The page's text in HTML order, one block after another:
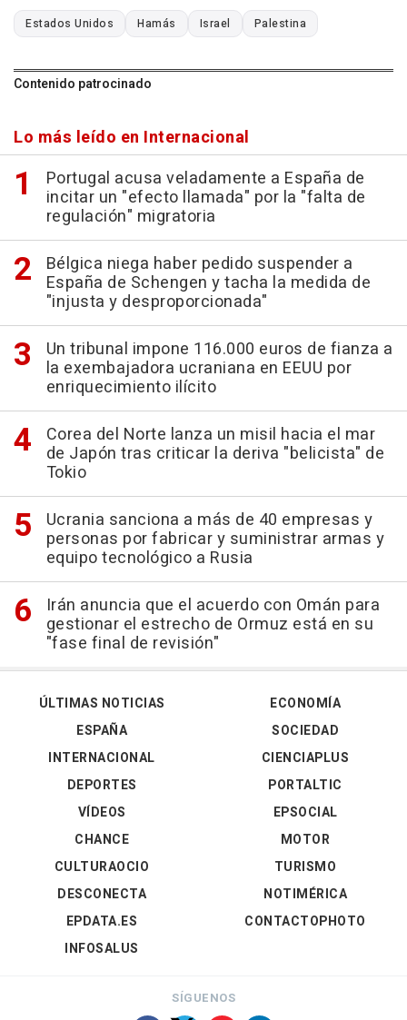
Estados Unidos Hamás Israel Palestina
Contenido patrocinado
Lo más leído en Internacional
Portugal acusa veladamente a España de
incitar un "efecto llamada" por la "falta de
regulación" migratoria
Bélgica niega haber pedido suspender a
España de Schengen y tacha la medida de
"injusta y desproporcionada"
Un tribunal impone 116.000 euros de fianza a
la exembajadora ucraniana en EEUU por
enriquecimiento ilícito
Corea del Norte lanza un misil hacia el mar
de Japón tras criticar la deriva "belicista" de
Tokio
Ucrania sanciona a más de 40 empresas y
personas por fabricar y suministrar armas y
equipo tecnológico a Rusia
Irán anuncia que el acuerdo con Omán para
gestionar el estrecho de Ormuz está en su
"fase final de revisión"
ÚLTIMAS NOTICIAS
ESPAÑA
INTERNACIONAL
DEPORTES
VÍDEOS
ECONOMÍA
SOCIEDAD
CIENCIAPLUS
PORTALTIC
EPSOCIAL
CHANCE
CULTURAOCIO
DESCONECTA
EPDATA.ES
INFOSALUS
MOTOR
TURISMO
NOTIMÉRICA
CONTACTOPHOTO
SÍGUENOS